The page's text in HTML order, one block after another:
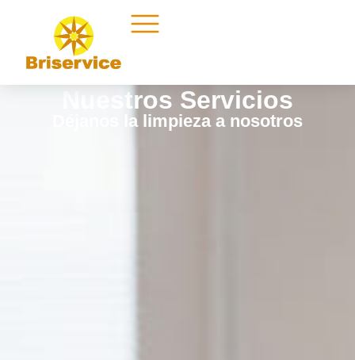
Nuestros Servicios
Déjanos la limpieza a nosotros